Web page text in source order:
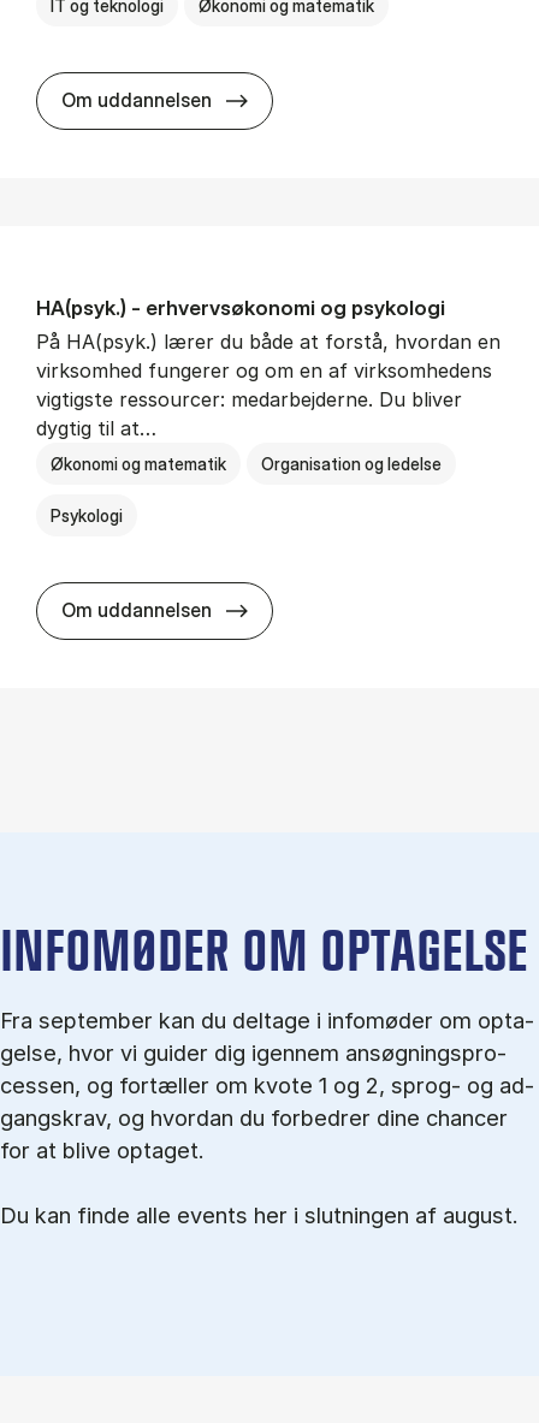
IT og teknologi Økonomi og matematik
Om uddannelsen HA(mat.) - erhvervs­økonomi og
HA(psyk.) - erhvervs­økonomi og psy­ko­lo­gi
På HA(psyk.) lærer du både at forstå, hvordan en
virksomhed fungerer og om en af virksomhedens
vigtigste ressourcer: medarbejderne. Du bliver
dygtig til at…
Økonomi og matematik Organisation og ledelse
Psykologi
Om uddannelsen HA(psyk.) - erhvervs­økonomi og
IN­FO­MØ­DER OM OP­TA­GEL­SE
Fra september kan du del­tage i in­fo­mø­der om op­ta­
gel­se, hvor vi gu­i­der dig igen­nem an­søg­nings­pro­
ces­sen, og for­tæl­ler om kvo­te 1 og 2, sprog- og ad­
gangs­krav, og hvordan du forbedrer dine chancer
for at blive optaget.
Du kan finde alle events her i slutningen af august.